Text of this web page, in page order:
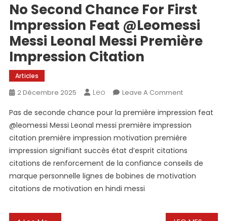
No Second Chance For First
Impression Feat @leomessi
Messi Leonal Messi Première
Impression Citation
Articles
2 Décembre 2025 Leo Leave A CommentOn
Second
Chance
For
First
Impression
Feat
Pas de seconde chance pour la première impression feat
@leomessi Messi Leonal messi première impression
citation première impression motivation première
impression signifiant succès état d’esprit citations
citations de renforcement de la confiance conseils de
marque personnelle lignes de bobines de motivation
citations de motivation en hindi messi